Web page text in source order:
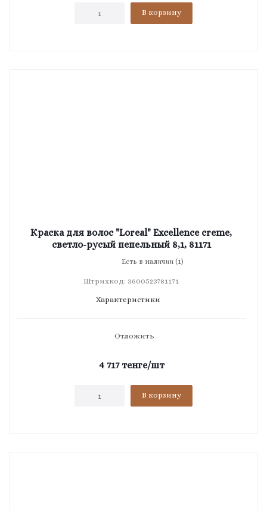
В корзину
Краска для волос "Loreal" Excellence creme,
светло-русый пепельный 8,1, 81171
Есть в наличии (1)
Штрихкод: 3600523781171
Характеристики
Отложить
4 717тенге/шт
В корзину